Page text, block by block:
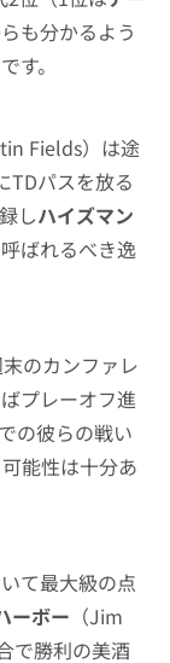
も分かるよう
す。
Fields）は途
TDパスを放る
しハイズマン
ばれるべき逸
のカンファレ
プレーオフ進
の彼らの戦い
能性は十分あ
て最大級の点
ーボー （Jim
で勝利の美酒